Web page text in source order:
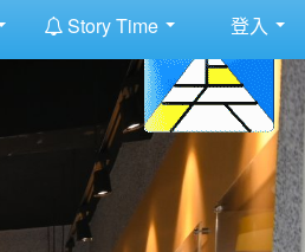
Story Time 登入